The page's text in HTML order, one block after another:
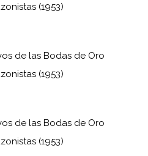
(1953)
de las Bodas de Oro
(1953)
de las Bodas de Oro
(1953)